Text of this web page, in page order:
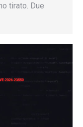
tirato. Due